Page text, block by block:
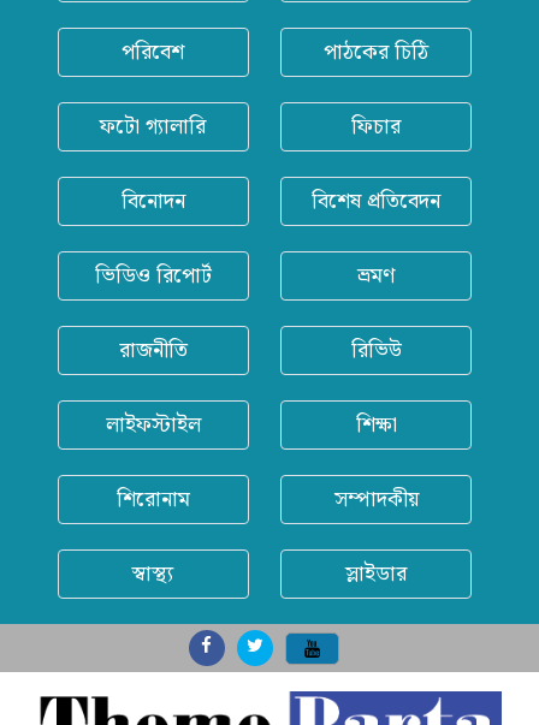
পরিবেশ পাঠকের চিঠি
ফটো গ্যালারি ফিচার
বিনোদন বিশেষ প্রতিবেদন
ভিডিও রিপোর্ট ভ্রমণ
রাজনীতি রিভিউ
লাইফস্টাইল শিক্ষা
শিরোনাম সম্পাদকীয়
স্বাস্থ্য স্লাইডার